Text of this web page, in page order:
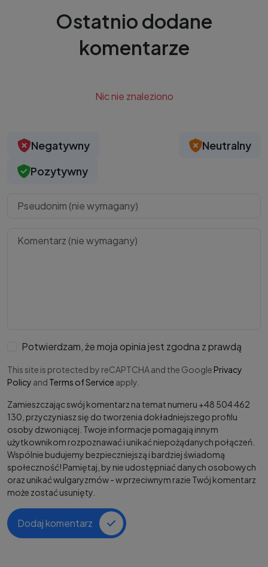
Ostatnio dodane
komentarze
Nic nie znaleziono
Negatywny
Neutralny
Pozytywny
Potwierdzam, że moja opinia jest zgodna z prawdą
This site is protected by reCAPTCHA and the Google Privacy
Policy and Terms of Service apply.
Zamieszczając swój komentarz na temat numeru +48 504 462
130, przyczyniasz się do tworzenia dokładniejszego profilu
osoby dzwoniącej. Twoje informacje pomagają innym
użytkownikom rozpoznawać i unikać niepożądanych połączeń.
Wspólnie budujemy bezpieczniejszą i bardziej świadomą
społeczność! Pamiętaj, by nie udostępniać danych osobowych
oraz unikać wulgaryzmów - w przeciwnym razie Twój komentarz
może zostać usunięty.
Dodaj komentarz